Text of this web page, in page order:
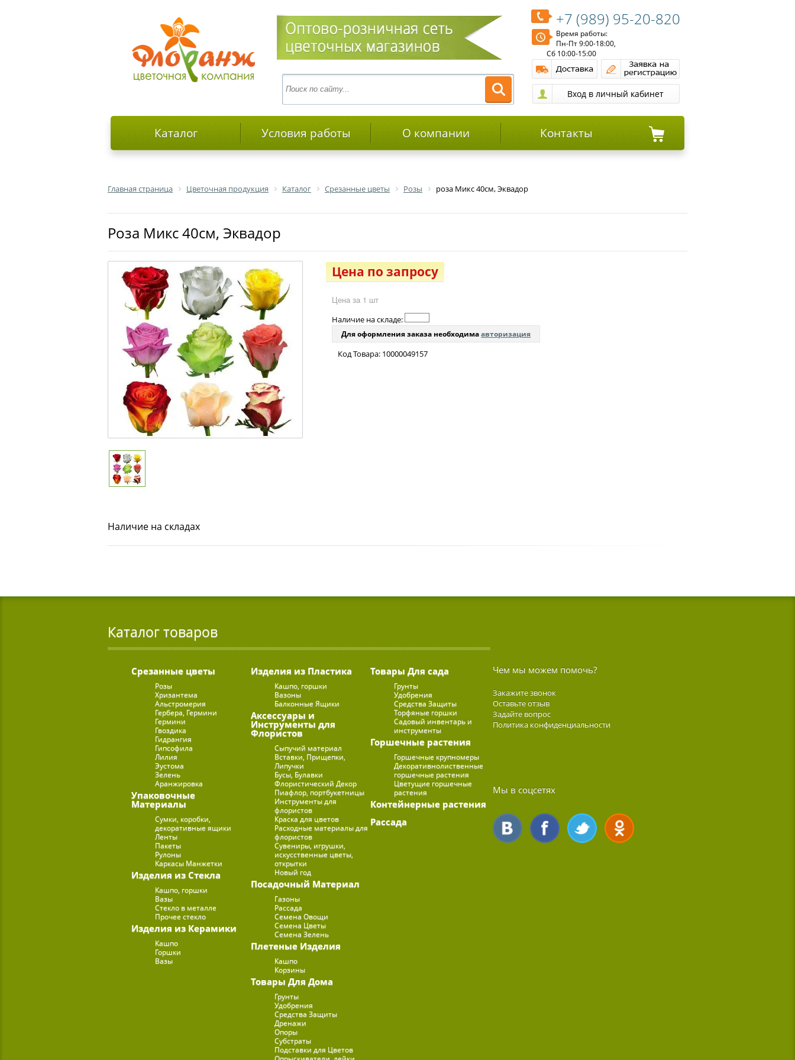
+7 (989) 95-20-820
Время работы:
Пн-Пт 9:00-18:00,
Сб 10:00-15:00
Каталог Условия работы О компании Контакты
Главная страница Цветочная продукция Каталог Срезанные цветы Розы роза Микс 40см, Эквадор
роза Микс 40см, Эквадор
Цена по запросу
Цена за 1 шт
Наличие на складе:
Для оформления заказа необходимаавторизация
Код Товара: 10000049157
Наличие на складах
Каталог товаров
Срезанные цветы
Розы
Хризантема
Альстромерия
Гербера, Гермини
Гермини
Гвоздика
Гидрангия
Гипсофила
Лилия
Эустома
Зелень
Аранжировка
Упаковочные
Материалы
Сумки, коробки,
декоративные ящики
Ленты
Пакеты
Рулоны
Каркасы Манжетки
Изделия из Стекла
Кашпо, горшки
Вазы
Стекло в металле
Прочее стекло
Изделия из Керамики
Кашпо
Горшки
Вазы
Изделия из Пластика
Кашпо, горшки
Вазоны
Балконные Ящики
Аксессуары и
Инструменты для
Флористов
Сыпучий материал
Вставки, Прищепки,
Липучки
Бусы, Булавки
Флористический Декор
Пиафлор, портбукетницы
Инструменты для
флористов
Краска для цветов
Расходные материалы для
флористов
Сувениры, игрушки,
искусственные цветы,
открытки
Новый год
Посадочный Материал
Газоны
Рассада
Семена Овощи
Семена Цветы
Семена Зелень
Плетеные Изделия
Кашпо
Корзины
Товары Для Дома
Грунты
Удобрения
Средства Защиты
Дренажи
Опоры
Субстраты
Подставки для Цветов
Товары Для сада
Грунты
Удобрения
Средства Защиты
Торфяные горшки
Садовый инвентарь и
инструменты
Горшечные растения
Горшечные крупномеры
Декоративнолиственные
горшечные растения
Цветущие горшечные
растения
Контейнерные растения
Рассада
Чем мы можем помочь?
Закажите звонок
Оставьте отзыв
Задайте вопрос
Политика конфиденциальности
Мы в соцсетях